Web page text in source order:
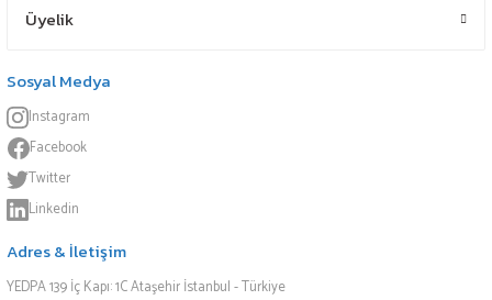
Üyelik
Sosyal Medya
Instagram
Facebook
Twitter
Linkedin
Adres & İletişim
YEDPA 139 İç Kapı: 1C Ataşehir İstanbul - Türkiye